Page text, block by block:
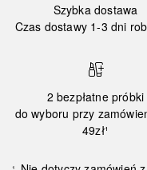
Szybka dostawa
Czas dostawy 1-3 dni
2 bezpłatne próbki
do wyboru przy
49zł¹